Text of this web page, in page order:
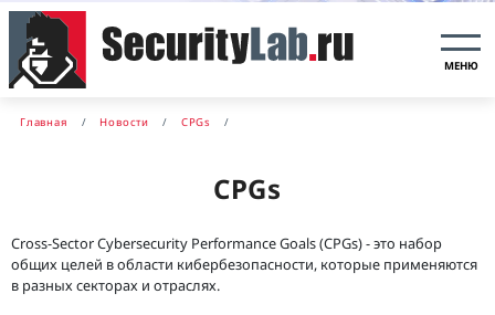
МЕНЮ
Главная Новости CPGs
CPGs
Cross-Sector Cybersecurity Performance Goals (CPGs) - это набор
общих целей в области кибербезопасности, которые применяются
в разных секторах и отраслях.